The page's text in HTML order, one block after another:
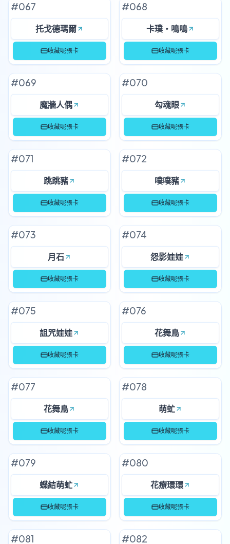
#067
托戈德瑪爾
收藏呢張卡
#068
卡璞・鳴鳴
收藏呢張卡
#069
魔牆人偶
收藏呢張卡
#070
勾魂眼
收藏呢張卡
#071
跳跳豬
收藏呢張卡
#072
噗噗豬
收藏呢張卡
#073
月石
收藏呢張卡
#074
怨影娃娃
收藏呢張卡
#075
詛咒娃娃
收藏呢張卡
#076
花舞鳥
收藏呢張卡
#077
花舞鳥
收藏呢張卡
#078
萌虻
收藏呢張卡
#079
蝶結萌虻
收藏呢張卡
#080
花療環環
收藏呢張卡
#081 #082